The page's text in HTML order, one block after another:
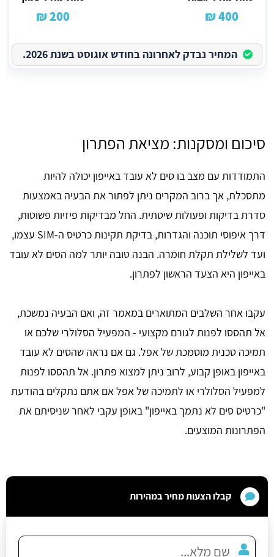
400 ₪
200 ₪
המחיר נבדק לאחרונה בחודש אוגוסט בשנת 2026.
סיכום ומסקנות: מציאת הפתרון
התמודדות עם מצב בו סים לא עובד באייפון יכולה להיות
מתסכלת, אך ברוב המקרים ניתן לפתור את הבעיה באמצעות
סדרת בדיקות ופעולות שיטתית. החל מבדיקות פיזיות פשוטות,
דרך איפוסי תוכנה והגדרות, בדיקת תקינות כרטיס ה-SIM עצמו,
ועד לשלילת תקלת חומרה. הבנה טובה יותר למה הסים לא עובד
באייפון היא הצעד הראשון לפתרון.
עקבו אחר השלבים המתוארים במאמר זה, ואם הבעיה נמשכת,
אל תהססו לפנות לגורם מקצועי - המפעיל הסלולרי שלכם או
תמיכה טכנית מוסמכת של אפל. גם אם נראה שהסים לא עובד
באייפון באופן קבוע, לרוב ניתן למצוא פתרון. אל תהססו לפנות
למפעיל הסלולרי או לתמיכה של אפל אם אתם נתקלים בהודעת
"כרטיס סים לא נתמך באייפון" באופן עקבי לאחר שניסיתם את
הפתרונות המוצעים.
קבלו הצעות מחיר במהירות